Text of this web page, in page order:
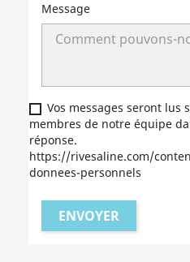
Message
Vos messages seront lus
membres de notre équipe
réponse.
https://rivesaline.com/
donnees-personnels